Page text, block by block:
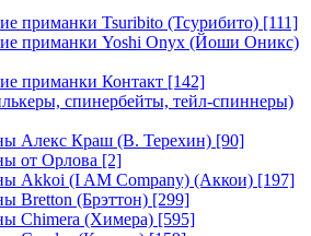
приманки Tsuribito (Тсурибито) [111]
приманки Yoshi Onyx (Йоши Оникс)
приманки Контакт [142]
спинербейты, тейл-спиннеры)
Алекс Краш (В. Терехин) [90]
от Орлова [2]
Akkoi (I AM Company) (Аккои) [197]
Bretton (Брэттон) [299]
Chimera (Химера) [595]